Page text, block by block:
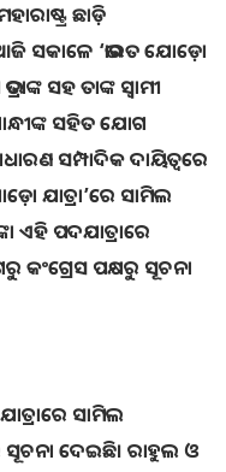
ଛାଡ଼ି
ସକାଳେ ‘ଭାରତ ଯୋଡ଼ୋ
ସହ ତାଙ୍କ ସ୍ବାମୀ
ସହିତ ଯୋ‌ଗ
ସମ୍ପାଦିକ ଦାୟିତ୍ବରେ
ଯାତ୍ରା’ରେ ସାମିଲ
ଏହି ପଦଯାତ୍ରାରେ
ପକ୍ଷରୁ ସୂଚନା
ସାମିଲ
ଦେଇଛି। ରାହୁଲ ଓ